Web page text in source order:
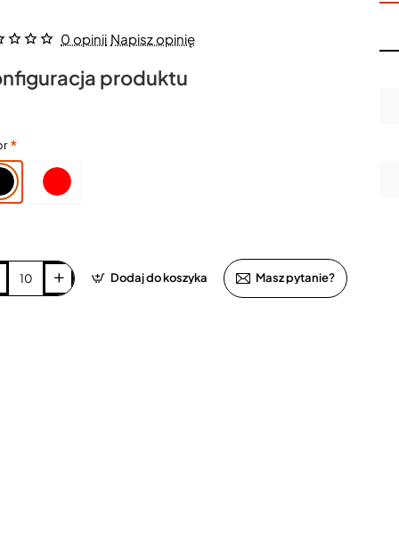
0 opinii Napisz opinię
produktu
Dodaj do koszyka Masz pytanie?